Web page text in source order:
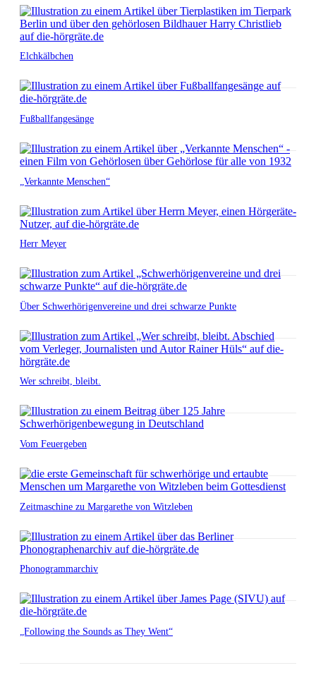
Elchkälbchen
Fußballfangesänge
„Verkannte Menschen“
Herr Meyer
Über Schwerhörigenvereine und drei schwarze Punkte
Wer schreibt, bleibt.
Vom Feuergeben
Zeitmaschine zu Margarethe von Witzleben
Phonogrammarchiv
„Following the Sounds as They Went“